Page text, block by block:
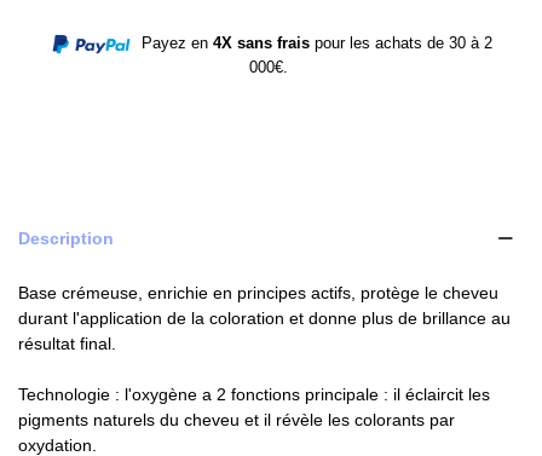
Payez en 4X sans fraispour les achats de 30 à 2
000€.
Description
Base crémeuse, enrichie en principes actifs, protège le cheveu
durant l'application de la coloration et donne plus de brillance au
résultat final.
Technologie : l'oxygène a 2 fonctions principale : il éclaircit les
pigments naturels du cheveu et il révèle les colorants par
oxydation.